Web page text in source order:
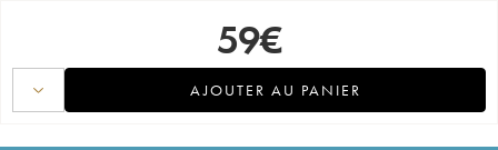
59€
AJOUTER AU PANIER